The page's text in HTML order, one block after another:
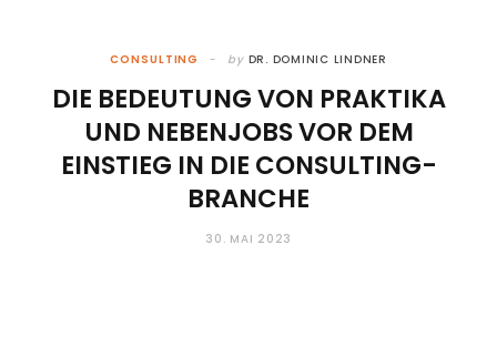
CONSULTING by DR. DOMINIC LINDNER
DIE BEDEUTUNG VON PRAKTIKA
UND NEBENJOBS VOR DEM
EINSTIEG IN DIE CONSULTING-
BRANCHE
30. MAI 2023